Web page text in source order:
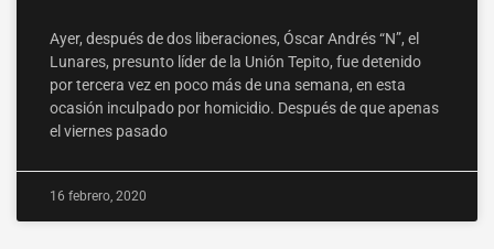
Ayer, después de dos liberaciones, Óscar Andrés “N”, el
Lunares, presunto líder de la Unión Tepito, fue detenido
por tercera vez en poco más de una semana, en esta
ocasión inculpado por homicidio. Después de que apenas
el viernes pasado
16 febrero, 2020